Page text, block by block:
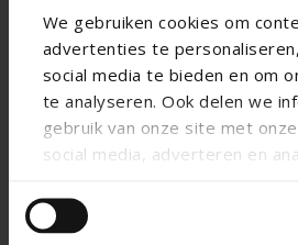
We gebruiken cookies om
advertenties te
social media te bieden en om
te analyseren. Ook delen we
gebruik van onze site met
social media, adverteren en
andere informatie die u aan ze
die ze hebben verzameld op